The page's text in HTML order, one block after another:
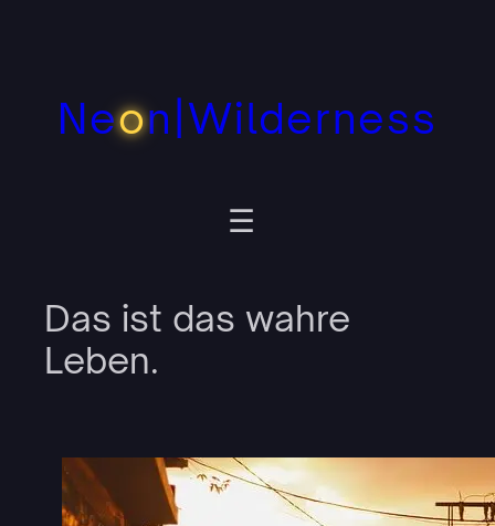
Neon|Wilderness
Das ist das wahre
Leben.